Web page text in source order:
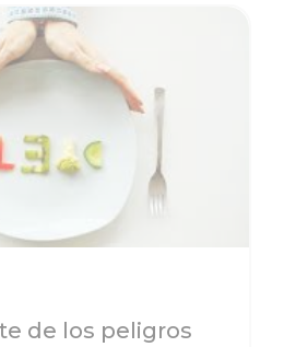
de los peligros